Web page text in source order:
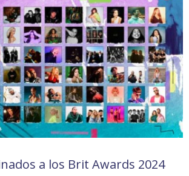
a los Brit Awards 2024